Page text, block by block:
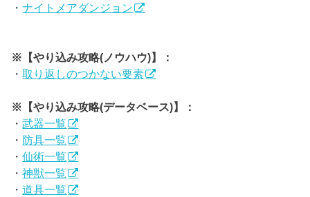
・ナイトメアダンジョン
※【やり込み攻略(ノウハウ)】：
・取り返しのつかない要素
※【やり込み攻略(データベース)】：
・武器一覧
・ 防具一覧
・仙術一覧
・神獣一覧
・道具一覧